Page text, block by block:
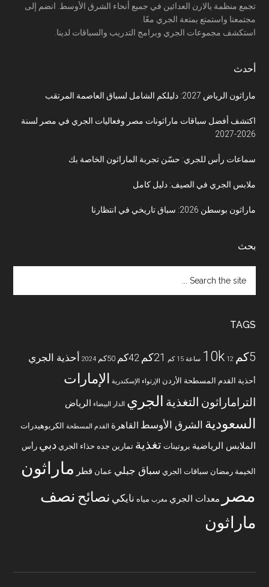
تجمع منظمة يالارن العدائين في جميع أنحاء الشرق الأوسط. انضم إلى
مجتمعنا واستمتع بمتعة الجري معًا.
استكشف مجموعات الجري وبرامج التدريب والسباقات لدينا.
أحدث
ماراثون الرياض 2027: دليلكم الشامل لسباق العاصمة المرتقب
اكتشف أفضل سباقات ماراثونات مصر وفعاليات الجري في مصر لسنة
2026-2027
سماعات رأس للجري: حسّن تجربة الماراثون الخاصة بك
ملابس الجري في الصيف: دليل كامل
ماراثون بوسطن 2026: سباق تاريخي في انتظارنا
بحث
the
TAGS
5كم 10k 12 ساعة 15 كم 21كم 42كم 50كم 2024 أحذية الجري
أحذية القدم المسطحة الأردن الإرتواء الإسكندرية الإمارات
التراماراثون التغذية الجري الدار البيضاء الرياض
السعودية الشرق الأوسط القاهرة القدم المسطحة الكربوهيدرات
الملابس الرياضية بروتينات تغذية تمارين جده حذاء الجري دبي رأس
الخيمة رمضان سباقات الجري سباق جبلي عمان قطر ماراثون
مصر معدات الجري مغرب مياه نايكي نصائح نصف
ماراثون